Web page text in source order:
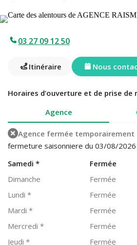
03 27 09 12 50
Itinéraire Nous
Horaires d’ouverture et de prise de
Agence
Agence fermée temporairement
fermeture saisonniere du 03/08/
Samedi *
Fermée
Dimanche
Fermée
Lundi *
Fermée
Mardi *
Fermée
Mercredi *
Fermée
Jeudi *
Fermée